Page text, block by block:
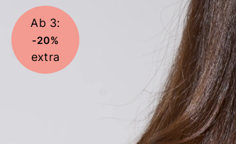
Ab 3:
-20%
extra